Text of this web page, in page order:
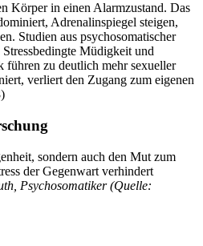
Körper in einen Alarmzustand. Das
Adrenalinspiegel steigen,
Studien aus psychosomatischer
Müdigkeit und
führen zu deutlich mehr sexueller
verliert den Zugang zum eigenen
sondern auch den Mut zum
der Gegenwart verhindert
Psychosomatiker (Quelle: